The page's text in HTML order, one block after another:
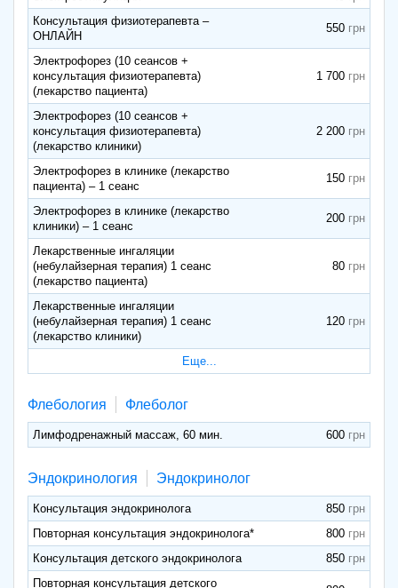
Консультация физиотерапевта –
ОНЛАЙН
550
Электрофорез (10 сеансов +
консультация физиотерапевта)
(лекарство пациента)
1 700
Электрофорез (10 сеансов +
консультация физиотерапевта)
(лекарство клиники)
2 200
Электрофорез в клинике (лекарство
пациента) – 1 сеанс
150
Электрофорез в клинике (лекарство
клиники) – 1 сеанс
200
Лекарственные ингаляции
(небулайзерная терапия) 1 сеанс
(лекарство пациента)
80
Лекарственные ингаляции
(небулайзерная терапия) 1 сеанс
(лекарство клиники)
120
Еще...
Флебология Флеболог
Лимфодренажный массаж, 60 мин. 600
Эндокринология Эндокринолог
Консультация эндокринолога
850
Повторная консультация эндокринолога*
800
Консультация детского эндокринолога
850
Повторная консультация детского